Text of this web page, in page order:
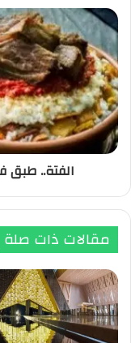
الفتة.. طبق
مقالات ذات صلة